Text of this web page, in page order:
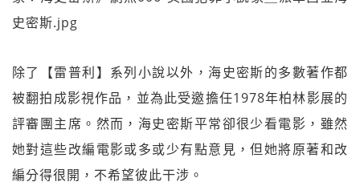
除了【雷普利】系列小說以外，海史密斯的多數著作都
被翻拍成影視作品，並為此受邀擔任1978年柏林影展的
評審團主席。然而，海史密斯平常卻很少看電影，雖然
她對這些改編電影或多或少有點意見，但她將原著和改
編分得很開，不希望彼此干涉。